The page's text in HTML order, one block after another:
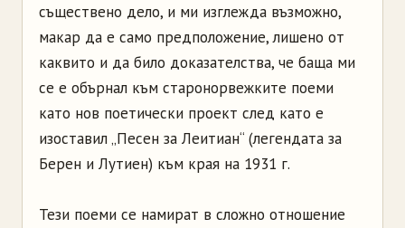
съществено дело, и ми изглежда възможно,
макар да е само предположение, лишено от
каквито и да било доказателства, че баща ми
се е обърнал към старонорвежките поеми
като нов поетически проект след като е
изоставил „Песен за Леитиан“ (легендата за
Берен и Лутиен) към края на 1931 г.
Тези поеми се намират в сложно отношение